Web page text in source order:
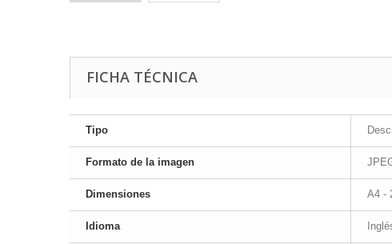
FICHA TÉCNICA
Tipo
Formato de la imagen
Dimensiones A4 -
Idioma